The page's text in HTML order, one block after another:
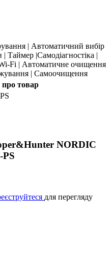
| Автоматичний вибір
Таймер |Cамодіагностіка |
Fi | Автоматичне очищення
| Самоочищення
про товар
NORDIC
для перегляду